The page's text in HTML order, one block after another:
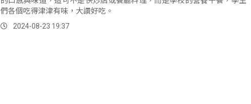
們各個吃得津津有味，大讚好吃。
2024-08-23 19:37